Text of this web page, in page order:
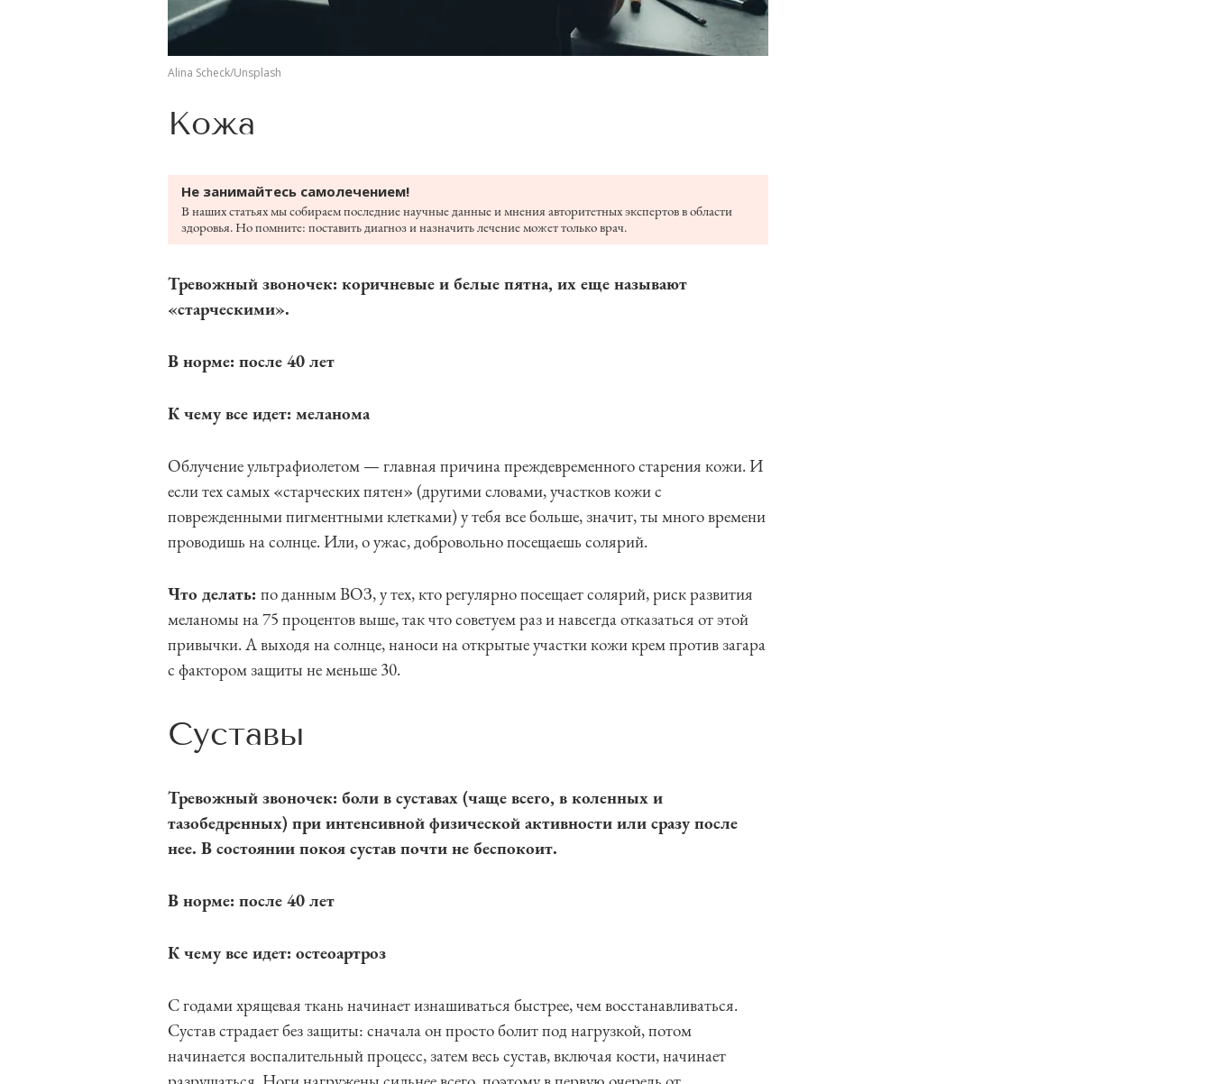
Alina Scheck/Unsplash
Кожа
Не занимайтесь самолечением!
В наших статьях мы собираем последние научные данные и мнения авторитетных экспертов в области
здоровья. Но помните: поставить диагноз и назначить лечение может только врач.
Тревожный звоночек: коричневые и белые пятна, их еще называют
«старческими».
В норме: после 40 лет
К чему все идет: меланома
Облучение ультрафиолетом — главная причина преждевременного старения кожи. И
если тех самых «старческих пятен» (другими словами, участков кожи с
поврежденными пигментными клетками) у тебя все больше, значит, ты много времени
проводишь на солнце. Или, о ужас, добровольно посещаешь солярий.
Что делать: по данным ВОЗ, у тех, кто регулярно посещает солярий, риск развития
меланомы на 75 процентов выше, так что советуем раз и навсегда отказаться от этой
привычки. А выходя на солнце, наноси на открытые участки кожи крем против загара
с фактором защиты не меньше 30.
Суставы
Тревожный звоночек: боли в суставах (чаще всего, в коленных и
тазобедренных) при интенсивной физической активности или сразу после
нее. В состоянии покоя сустав почти не беспокоит.
В норме: после 40 лет
К чему все идет: остеоартроз
С годами хрящевая ткань начинает изнашиваться быстрее, чем восстанавливаться.
Сустав страдает без защиты: сначала он просто болит под нагрузкой, потом
начинается воспалительный процесс, затем весь сустав, включая кости, начинает